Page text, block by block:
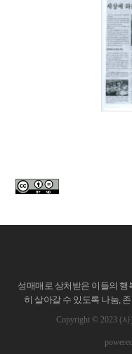
성매매로 상처받은 이들의
히 살아갈 수 있도록 나눔,
Copyright © 2023 (